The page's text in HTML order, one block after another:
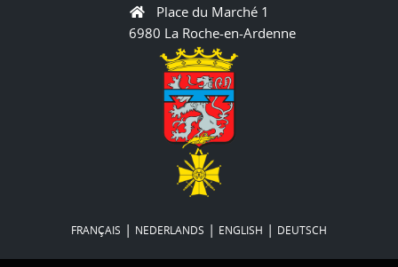
Place du Marché 1
6980 La Roche-en-Ardenne
FRANÇAIS | NEDERLANDS | ENGLISH | DEUTSCH